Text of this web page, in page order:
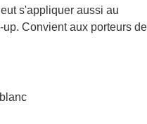
s'appliquer aussi au
Convient aux porteurs de